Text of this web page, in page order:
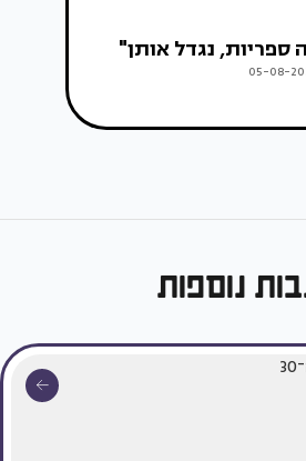
ספריות, נגדל אותן"
05-08-
נוספות